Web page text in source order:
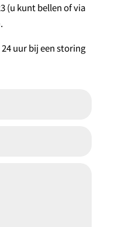
(u kunt bellen of via
uur bij een storing